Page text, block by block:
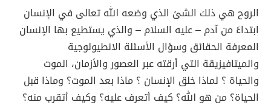
الروح هي ذلك الشئ الذي وضعه الله تعالى في الإنسان
ابتداءً من آدم – عليه السلام – والذي يستطيع بها الإنسان
المعرفة الحقائق وسؤال الأسئلة الانطيولوجية
والميتافيزيقة التي أرقته عبر العصور والأزمان، الموت
والحياة ؟ لماذا خلق الإنسان ؟ ماذا بعد الموت؟ وماذا قبل
الحياة؟ من هو الله؟ كيف أتعرف عليه؟ وكيف أتقرب منه؟